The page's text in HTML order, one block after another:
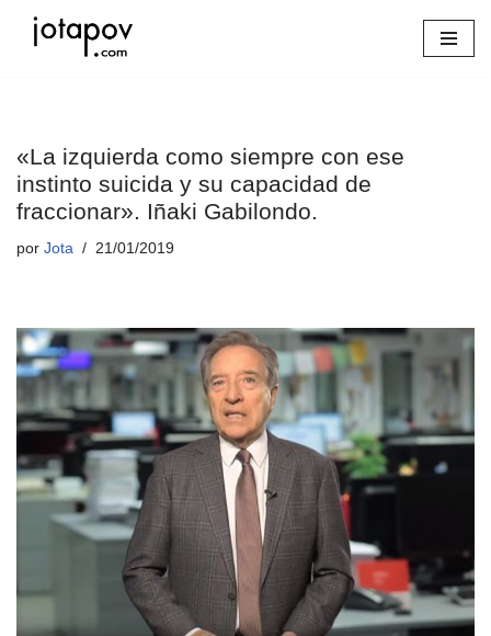
«La izquierda como siempre con ese
instinto suicida y su capacidad de
fraccionar». Iñaki Gabilondo.
por Jota 21/01/2019